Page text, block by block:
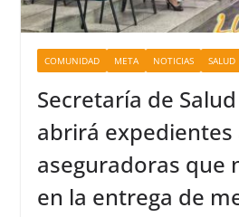
COMUNIDAD META NOTICIAS SALUD
Secretaría de
abrirá expedientes
aseguradoras que
en la entrega de